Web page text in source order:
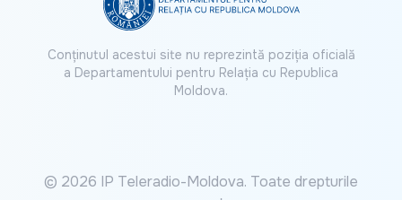
Conținutul acestui site nu reprezintă poziția oficială
a Departamentului pentru Relația cu Republica
Moldova.
© 2026 IP Teleradio-Moldova. Toate drepturile